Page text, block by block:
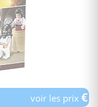
voir les prix€